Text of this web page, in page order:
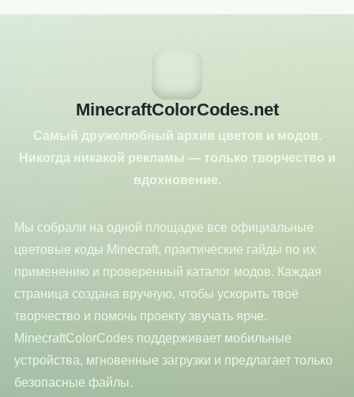
MinecraftColorCodes.net
Самый дружелюбный архив цветов и модов.
Никогда никакой рекламы — только творчество и
вдохновение.
Мы собрали на одной площадке все официальные
цветовые коды Minecraft, практические гайды по их
применению и проверенный каталог модов. Каждая
страница создана вручную, чтобы ускорить твоё
творчество и помочь проекту звучать ярче.
MinecraftColorCodes поддерживает мобильные
устройства, мгновенные загрузки и предлагает только
безопасные файлы.